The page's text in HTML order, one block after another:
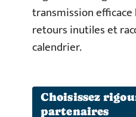
transmission
retours inutiles et
calendrier.
Choisissez
partenaires